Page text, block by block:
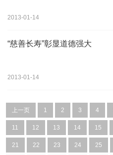
2013-01-14
“慈善长寿”彰显道德强大
2013-01-14
上一页 1 2 3 4
11 12 13 14 15
21 22 23 24 25